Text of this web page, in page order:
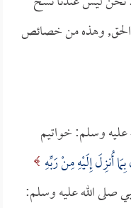
الحق, وهذه من خصائص
عليه وسلم: خواتيم
أُنزِلَ إِلَيْهِ مِنْ رَبِّهِ
النبي صلى الله عليه وسلم: